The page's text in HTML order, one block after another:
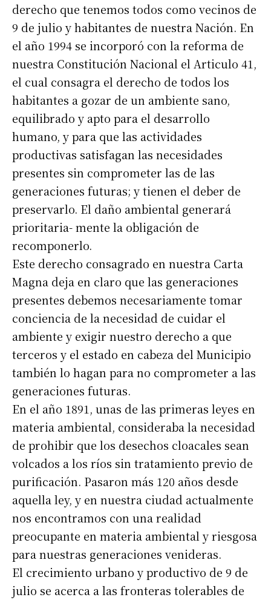
derecho que tenemos todos como vecinos de
9 de julio y habitantes de nuestra Nación. En
el año 1994 se incorporó con la reforma de
nuestra Constitución Nacional el Articulo 41,
el cual consagra el derecho de todos los
habitantes a gozar de un ambiente sano,
equilibrado y apto para el desarrollo
humano, y para que las actividades
productivas satisfagan las necesidades
presentes sin comprometer las de las
generaciones futuras; y tienen el deber de
preservarlo. El daño ambiental generará
prioritaria- mente la obligación de
recomponerlo.
Este derecho consagrado en nuestra Carta
Magna deja en claro que las generaciones
presentes debemos necesariamente tomar
conciencia de la necesidad de cuidar el
ambiente y exigir nuestro derecho a que
terceros y el estado en cabeza del Municipio
también lo hagan para no comprometer a las
generaciones futuras.
En el año 1891, unas de las primeras leyes en
materia ambiental, consideraba la necesidad
de prohibir que los desechos cloacales sean
volcados a los ríos sin tratamiento previo de
purificación. Pasaron más 120 años desde
aquella ley, y en nuestra ciudad actualmente
nos encontramos con una realidad
preocupante en materia ambiental y riesgosa
para nuestras generaciones venideras.
El crecimiento urbano y productivo de 9 de
julio se acerca a las fronteras tolerables de